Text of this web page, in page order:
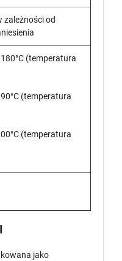
zależności od
(temperatura
(temperatura
(temperatura
jako